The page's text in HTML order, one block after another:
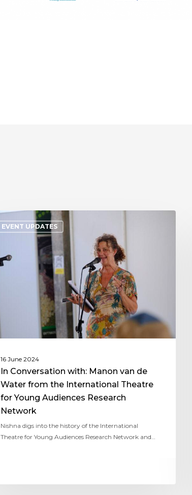
EVENT UPDATES
16 June 2024
In Conversation with: Manon van de
Water from the International Theatre
for Young Audiences Research
Network
Nishna digs into the history of the International
Theatre for Young Audiences Research Network and…